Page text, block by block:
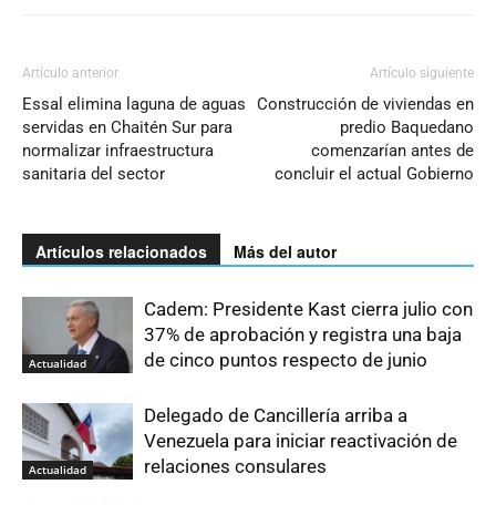
Artículo anterior
Essal elimina laguna de aguas
servidas en Chaitén Sur para
normalizar infraestructura
sanitaria del sector
Artículo siguiente
Construcción de viviendas en
predio Baquedano
comenzarían antes de
concluir el actual Gobierno
Artículos relacionados Más del autor
Actualidad
Cadem: Presidente Kast cierra julio con
37% de aprobación y registra una baja
de cinco puntos respecto de junio
Actualidad
Delegado de Cancillería arriba a
Venezuela para iniciar reactivación de
relaciones consulares